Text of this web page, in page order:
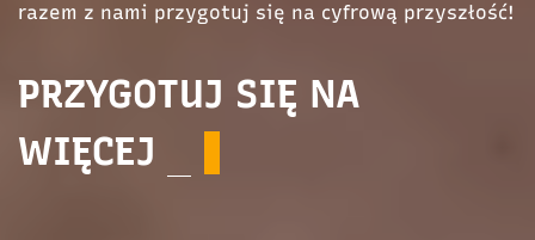
razem z nami przygotuj się na cyfrową przyszłość!
PRZYGOTUJ SIĘ NA
WIĘCEJ